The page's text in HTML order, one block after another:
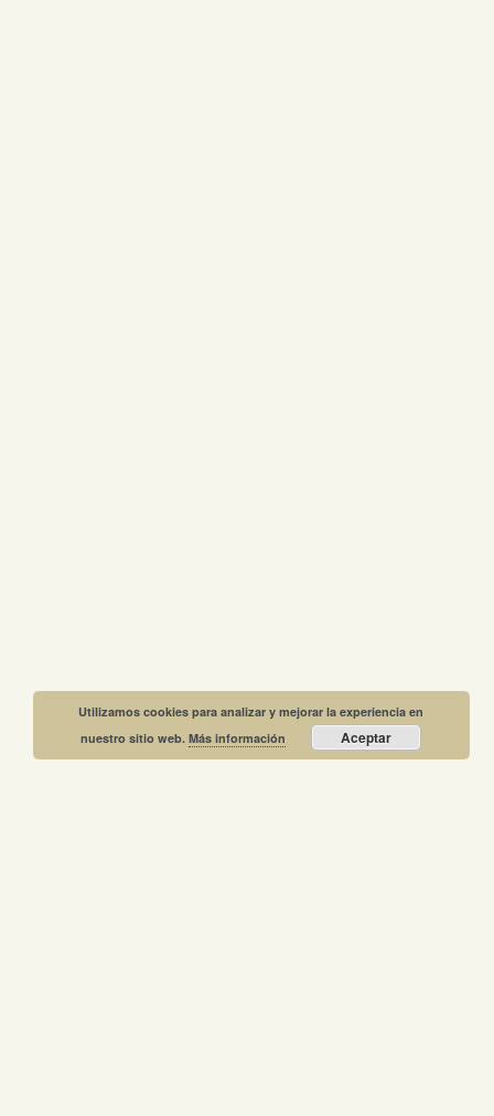
Utilizamos cookies para analizar y mejorar la experiencia en
nuestro sitio web.Más información Aceptar